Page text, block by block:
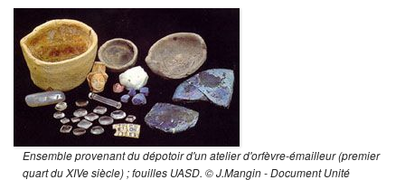
Ensemble provenant du dépotoir d'un atelier d'orfèvre-émailleur (premier
quart du XIVe siècle) ; fouilles UASD. © J.Mangin - Document Unité